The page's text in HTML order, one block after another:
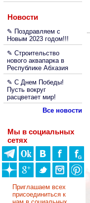
Новости
✎ Поздравляем с
Новым 2023 годом!!!
✎ Строительство
нового аквапарка в
Республике Абхазия
✎ С Днем Победы!
Пусть вокруг
расцветает мир!
Все новости
Мы в социальных
сетях
Приглашаем всех
присоединиться к